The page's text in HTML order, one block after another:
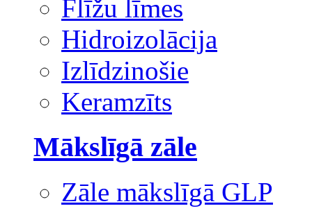
Flīžu līmes
Hidroizolācija
Izlīdzinošie
Keramzīts
Mākslīgā zāle
Zāle mākslīgā GLP